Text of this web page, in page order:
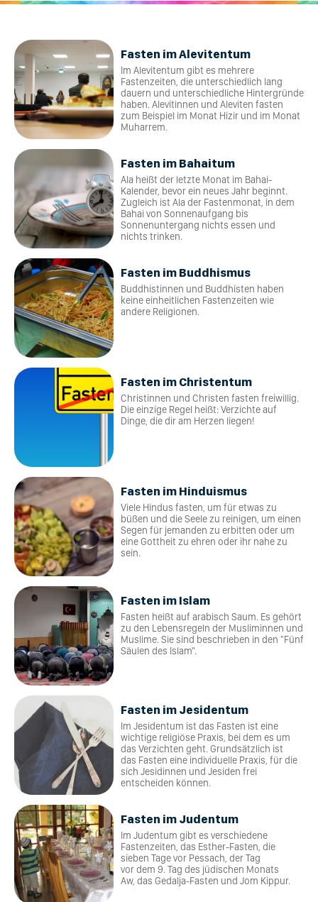
Fasten im Alevitentum
Im Alevitentum gibt es mehrere
Fastenzeiten, die unterschiedlich lang
dauern und unterschiedliche Hintergründe
haben. Alevitinnen und Aleviten fasten
zum Beispiel im Monat Hizir und im Monat
Muharrem.
Fasten im Bahaitum
Ala heißt der letzte Monat im Bahai-
Kalender, bevor ein neues Jahr beginnt.
Zugleich ist Ala der Fastenmonat, in dem
Bahai von Sonnenaufgang bis
Sonnenuntergang nichts essen und
nichts trinken.
Fasten im Buddhismus
Buddhistinnen und Buddhisten haben
keine einheitlichen Fastenzeiten wie
andere Religionen.
Fasten im Christentum
Christinnen und Christen fasten freiwillig.
Die einzige Regel heißt: Verzichte auf
Dinge, die dir am Herzen liegen!
Fasten im Hinduismus
Viele Hindus fasten, um für etwas zu
büßen und die Seele zu reinigen, um einen
Segen für jemanden zu erbitten oder um
eine Gottheit zu ehren oder ihr nahe zu
sein.
Fasten im Islam
Fasten heißt auf arabisch Saum. Es gehört
zu den Lebensregeln der Musliminnen und
Muslime. Sie sind beschrieben in den "Fünf
Säulen des Islam".
Fasten im Jesidentum
Im Jesidentum ist das Fasten ist eine
wichtige religiöse Praxis, bei dem es um
das Verzichten geht. Grundsätzlich ist
das Fasten eine individuelle Praxis, für die
sich Jesidinnen und Jesiden frei
entscheiden können.
Fasten im Judentum
Im Judentum gibt es verschiedene
Fastenzeiten, das Esther-Fasten, die
sieben Tage vor Pessach, der Tag
vor dem 9. Tag des jüdischen Monats
Aw, das Gedalja-Fasten und Jom Kippur.